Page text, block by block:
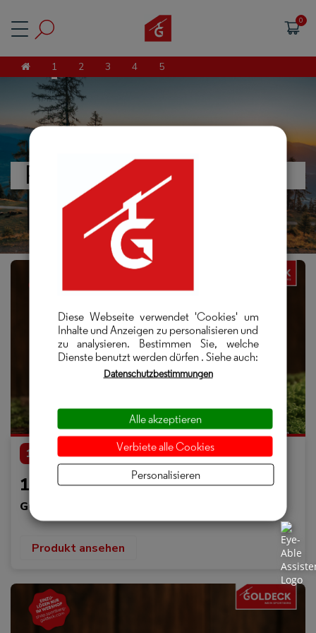
Diese Webseite verwendet 'Cookies' um
Inhalte und Anzeigen zu personalisieren und
zu analysieren. Bestimmen Sie, welche
Dienste benutzt werden dürfen . Siehe auch:
Datenschutzbestimmungen
Personalisieren
Verbiete alle Cookies
Alle akzeptieren
1 2 3 4 5
Produktauswahl
10,00 €
10 €
GOLDECK
Produkt ansehen